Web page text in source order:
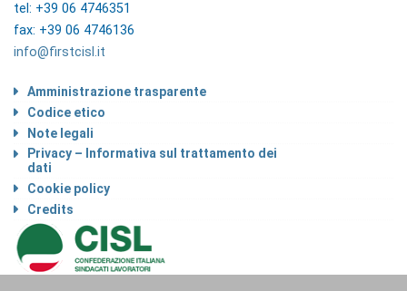
tel: +39 06 4746351
fax: +39 06 4746136
info@firstcisl.it
Amministrazione trasparente
Codice etico
Note legali
Privacy – Informativa sul trattamento dei
dati
Cookie policy
Credits